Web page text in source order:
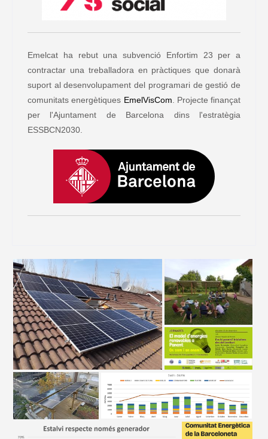
Emelcat ha rebut una subvenció Enfortim 23 per a
contractar una treballadora en pràctiques que donarà
suport al desenvolupament del programari de gestió de
comunitats energètiques EmelVisCom . Projecte finançat
per l'Ajuntament de Barcelona dins l'estratègia
ESSBCN2030.